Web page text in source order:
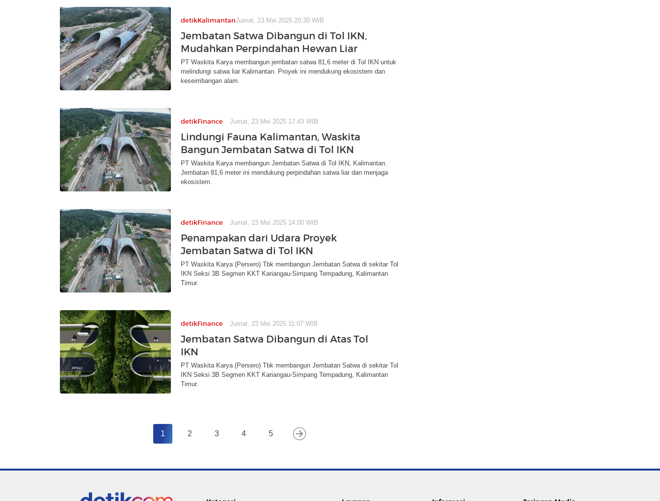
detikKalimantanJumat, 23 Mei 2025 20:30 WIB
Jembatan Satwa Dibangun di Tol IKN,
Mudahkan Perpindahan Hewan Liar
PT Waskita Karya membangun jembatan satwa 81,6 meter di Tol IKN untuk
melindungi satwa liar Kalimantan. Proyek ini mendukung ekosistem dan
keseimbangan alam.
detikFinance Jumat, 23 Mei 2025 17:43 WIB
Lindungi Fauna Kalimantan, Waskita
Bangun Jembatan Satwa di Tol IKN
PT Waskita Karya membangun Jembatan Satwa di Tol IKN, Kalimantan.
Jembatan 81,6 meter ini mendukung perpindahan satwa liar dan menjaga
ekosistem.
detikFinance Jumat, 23 Mei 2025 14:00 WIB
Penampakan dari Udara Proyek
Jembatan Satwa di Tol IKN
PT Waskita Karya (Persero) Tbk membangun Jembatan Satwa di sekitar Tol
IKN Seksi 3B Segmen KKT Kariangau-Simpang Tempadung, Kalimantan
Timur.
detikFinance Jumat, 23 Mei 2025 11:07 WIB
Jembatan Satwa Dibangun di Atas Tol
IKN
PT Waskita Karya (Persero) Tbk membangun Jembatan Satwa di sekitar Tol
IKN Seksi 3B Segmen KKT Kariangau-Simpang Tempadung, Kalimantan
Timur.
1 2 3 4 5